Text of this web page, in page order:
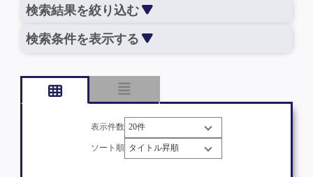
検索結果を絞り込む
検索条件を表示する
表示件数
ソート順